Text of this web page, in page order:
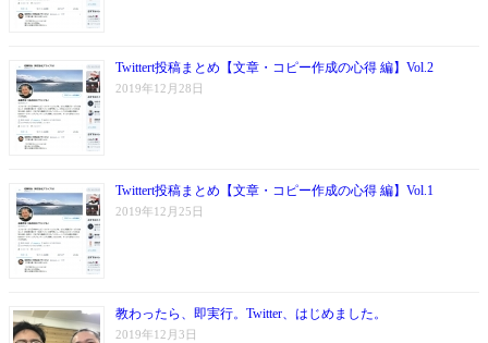
Twittert投稿まとめ【文章・コピー作成の心得 編】Vol.2
2019年12月28日
Twittert投稿まとめ【文章・コピー作成の心得 編】Vol.1
2019年12月25日
教わったら、即実行。Twitter、はじめました。
2019年12月3日